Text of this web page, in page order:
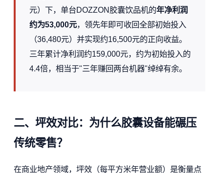
元）下，单台DOZZON胶囊饮品机的年净利润
约为53,000元，领先年即可收回全部初始投入
（36,480元）并实现约16,500元的正向收益。
三年累计净利润约159,000元，约为初始投入的
4.4倍，相当于"三年赚回两台机器"绰绰有余。
二、坪效对比：为什么胶囊设备能碾压
传统零售？
在商业地产领域，坪效（每平方米年营业额）是衡量点